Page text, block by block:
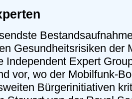
Gesundheitsrisiken der
Independent Expert
vor, wo der Mobilfunk-
Bürgerinitiativen